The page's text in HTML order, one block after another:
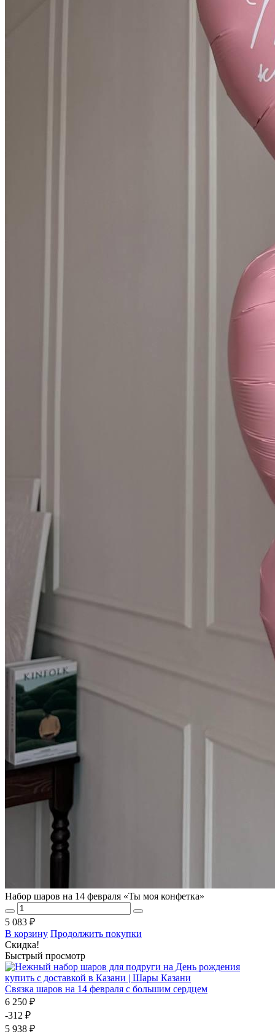
Набор шаров на 14 февраля «Ты моя конфетка»
5 083 ₽
В корзину Продолжить покупки
Скидка!
Быстрый просмотр
Связка шаров на 14 февраля с большим сердцем
6 250 ₽
-312 ₽
5 938 ₽